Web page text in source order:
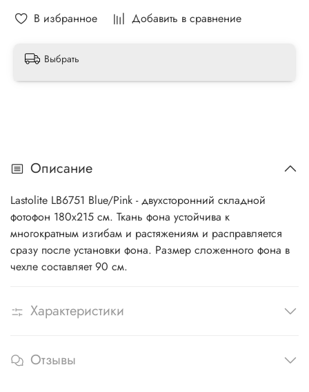
В избранное Добавить в сравнение
Выбрать
Описание
Lastolite LB6751 Blue/Pink - двухсторонний складной
фотофон 180х215 см. Ткань фона устойчива к
многократным изгибам и растяжениям и расправляется
сразу после установки фона. Размер сложенного фона в
чехле составляет 90 см.
Характеристики
Отзывы